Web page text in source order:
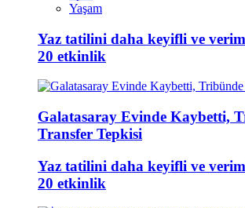
Yaşam
Yaz tatilini daha keyifli ve
20 etkinlik
Galatasaray Evinde Kaybetti,
Transfer Tepkisi
Yaz tatilini daha keyifli ve
20 etkinlik